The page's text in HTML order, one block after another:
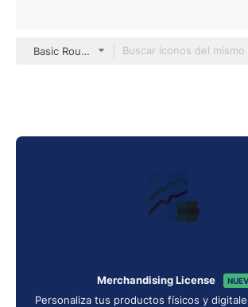
Basic Rounded Flat
Merchandising License
Personaliza tus productos físicos y